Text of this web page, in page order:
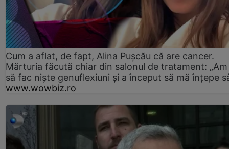
Cum a aflat, de fapt, Alina Pușcău că are cancer.
Mărturia făcută chiar din salonul de tratament:
să fac niște genuflexiuni și a început să mă înțepe
www.wowbiz.ro